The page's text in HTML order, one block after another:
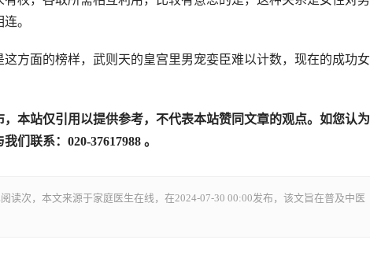
。
方面的榜样，武则天的皇宫里男宠娈臣难以计数，现在的成功
本站仅引用以提供参考，不代表本站赞同文章的观点。如您认
们联系：020-37617988 。
读次，本文来源于家庭医生在线，在2024-07-30 00:00发布，该文旨在普及中医